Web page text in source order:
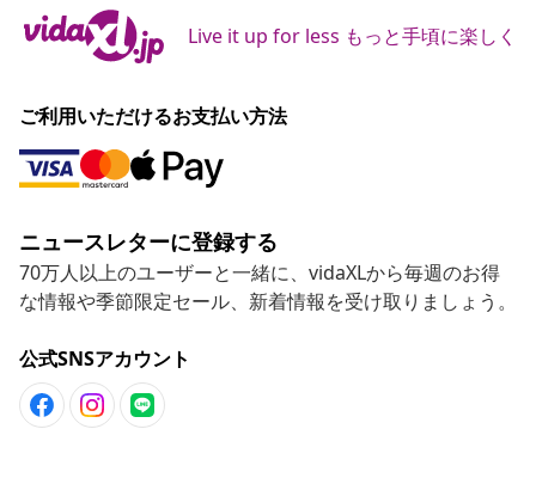
な情報や季節限定セール、新着情報を受け取りましょう。
ビジネス・パートナーシップ
vidaXL
その他の情報